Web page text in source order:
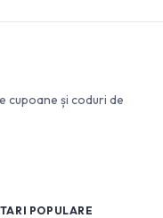
cupoane și coduri de
POPULARE